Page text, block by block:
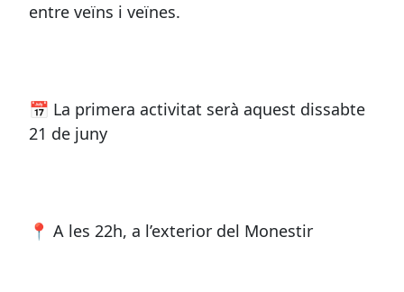
entre veïns i veïnes.
📅 La primera activitat serà aquest dissabte
21 de juny
📍 A les 22h, a l’exterior del Monestir